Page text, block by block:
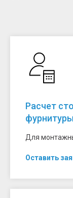
Расчет
фурнитуры
Для
Оставить